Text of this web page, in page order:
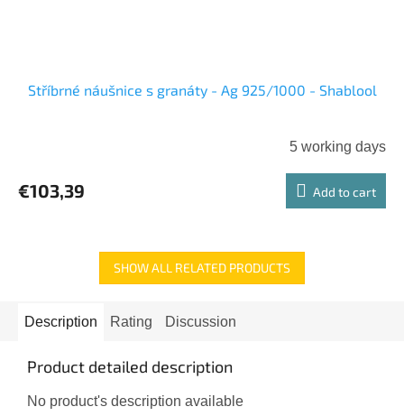
Stříbrné náušnice s granáty - Ag 925/1000 - Shablool
5 working days
€103,39 Add to cart
SHOW ALL RELATED PRODUCTS
Description Rating Discussion
Product detailed description
No product's description available